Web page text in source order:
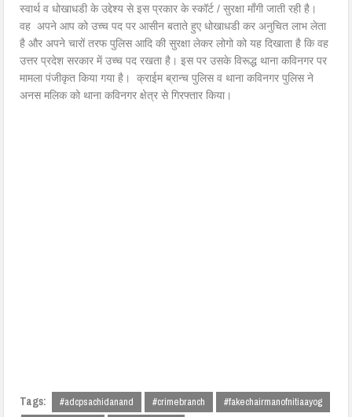
स्वार्थ व धोखाधडी के उद्देश्य से इस प्रकार के स्कॉर्ट / सुरक्षा माँगी जाती रही है।
वह अपने आप को उच्च पद पर आसीन बताते हुए धोखाधडी कर अनुचित लाभ लेता
है और अपने चारों तरफ पुलिस आदि की सुरक्षा लेकर लोगो को यह दिखाता है कि वह
उत्तर प्रदेश सरकार में उच्च पद रखता है। इस पर उसके विरूद्ध थाना कविनगर पर
मामला पंजीकृत किया गया है। क्राईम ब्रान्च पुलिस व थाना कविनगर पुलिस ने
अनस मलिक को थाना कविनगर क्षेत्र से गिरफ्तार किया।
Tags: #adcpsachidanand #crimebranch
#fakechairmanofnitiaayog